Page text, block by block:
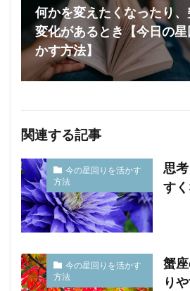
何かを変えたくなったり
変化があるとき【今日の
かす方法】
関連する記事
今の星回りを活かす
方法
思
す
今の星回りを活かす
方法
蟹
り